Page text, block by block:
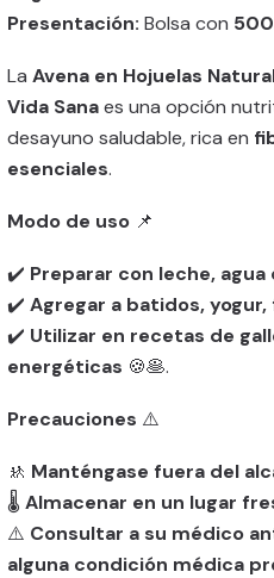
Presentación: Bolsa con
La Avena en Hojuelas
Vida Sanaes una opción
desayuno saludable, rica en
esenciales.
Modo de uso 📌
✔️ Preparar con leche,
✔️ Agregar a batidos,
✔️ Utilizar en recetas de
energéticas 🍪🥞.
Precauciones ⚠️
🚸 Manténgase fuera del
🌡️ Almacenar en un lugar
⚠️ Consultar a su médico
alguna condición médica